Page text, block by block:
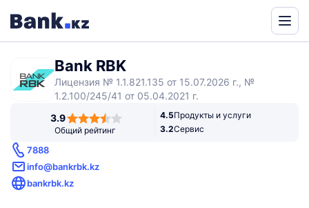
Bank RBK
Лицензия № 1.1.821.135 от 15.07.2026 г., №
1.2.100/245/41 от 05.04.2021 г.
3.9
Общий рейтинг
4.5Продукты и услуги
3.2Сервис
7888
info@bankrbk.kz
bankrbk.kz